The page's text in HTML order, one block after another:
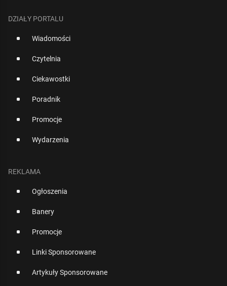
DZIAŁY PORTALU
Wiadomości
Czytelnia
Ciekawostki
Poradnik
Promocje
Wydarzenia
REKLAMA
Ogłoszenia
Banery
Promocje
Linki Sponsorowane
Artykuły Sponsorowane